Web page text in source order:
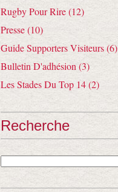
Rugby Pour Rire (12)
Presse (10)
Guide Supporters Visiteurs (6)
Bulletin D'adhésion (3)
Les Stades Du Top 14 (2)
Recherche